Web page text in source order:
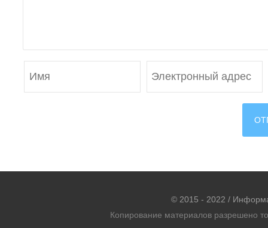
© 2015 - 2022 /
Копирование материалов разрешено